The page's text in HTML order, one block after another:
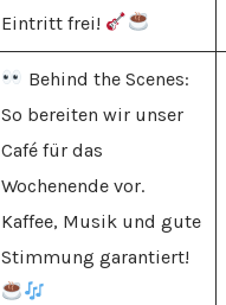
Eintritt frei!
Behind the Scenes:
So bereiten wir unser
Café für das
Wochenende vor.
Kaffee, Musik und gute
Stimmung garantiert!